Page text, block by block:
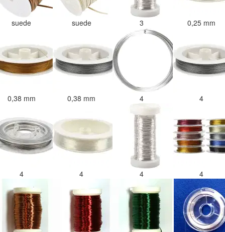
suede suede 3 0,25 mm
0,38 mm 0,38 mm 4 4
4 4 4 4